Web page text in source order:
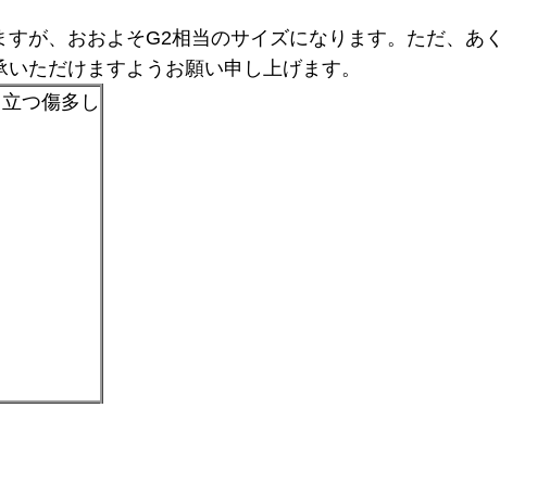
が、おおよそG2相当のサイズになります。ただ、あく
ただけますようお願い申し上げます。
つ傷多し